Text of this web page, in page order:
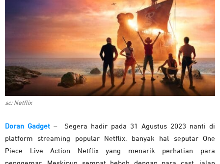
sc: Netflix
Doran Gadget – Segera hadir pada 31 Agustus 2023 nanti di
platform streaming popular Netflix, banyak hal seputar One
Piece Live Action Netflix yang menarik perhatian para